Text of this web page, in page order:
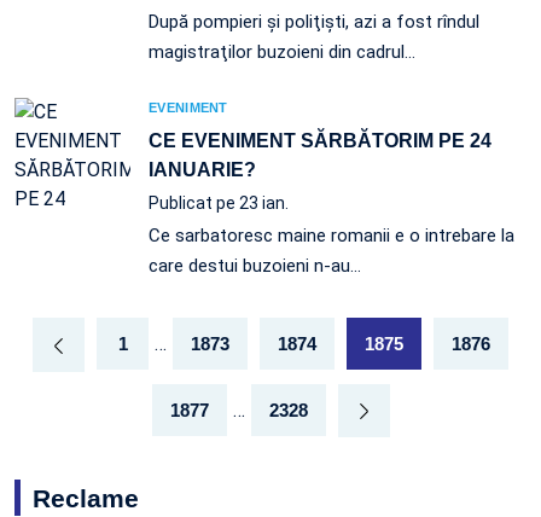
După pompieri şi poliţişti, azi a fost rîndul
magistraţilor buzoieni din cadrul…
EVENIMENT
CE EVENIMENT SĂRBĂTORIM PE 24
IANUARIE?
Publicat pe 23 ian.
Ce sarbatoresc maine romanii e o intrebare la
care destui buzoieni n-au…
1 … 1873 1874 1875 1876
1877 … 2328
Reclame